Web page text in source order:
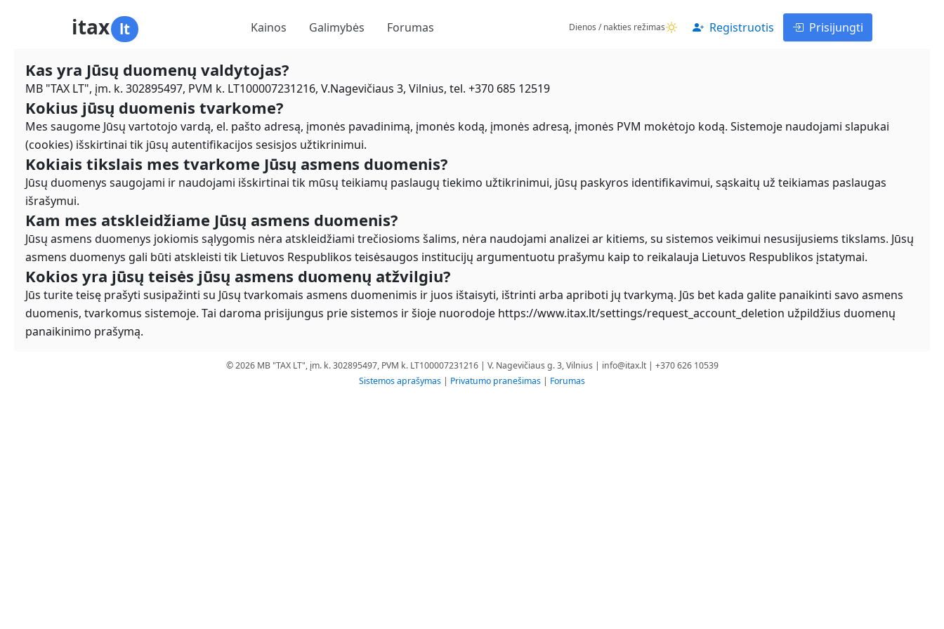
itax lt Kainos Galimybės Forumas Dienos / nakties režimas Registruotis Prisijungti
Kas yra Jūsų duomenų valdytojas?
MB "TAX LT", įm. k. 302895497, PVM k. LT100007231216, V.Nagevičiaus 3, Vilnius, tel. +370 685 12519
Kokius jūsų duomenis tvarkome?
Mes saugome Jūsų vartotojo vardą, el. pašto adresą, įmonės pavadinimą, įmonės kodą, įmonės adresą, įmonės PVM mokėtojo kodą. Sistemoje naudojami slapukai
(cookies) išskirtinai tik jūsų autentifikacijos sesisjos užtikrinimui.
Kokiais tikslais mes tvarkome Jūsų asmens duomenis?
Jūsų duomenys saugojami ir naudojami išskirtinai tik mūsų teikiamų paslaugų tiekimo užtikrinimui, jūsų paskyros identifikavimui, sąskaitų už teikiamas paslaugas
išrašymui.
Kam mes atskleidžiame Jūsų asmens duomenis?
Jūsų asmens duomenys jokiomis sąlygomis nėra atskleidžiami trečiosioms šalims, nėra naudojami analizei ar kitiems, su sistemos veikimui nesusijusiems tikslams. Jūsų
asmens duomenys gali būti atskleisti tik Lietuvos Respublikos teisėsaugos institucijų argumentuotu prašymu kaip to reikalauja Lietuvos Respublikos įstatymai.
Kokios yra jūsų teisės jūsų asmens duomenų atžvilgiu?
Jūs turite teisę prašyti susipažinti su Jūsų tvarkomais asmens duomenimis ir juos ištaisyti, ištrinti arba apriboti jų tvarkymą. Jūs bet kada galite panaikinti savo asmens
duomenis, tvarkomus sistemoje. Tai daroma prisijungus prie sistemos ir šioje nuorodoje https://www.itax.lt/settings/request_account_deletion užpildžius duomenų
panaikinimo prašymą.
© 2026 MB "TAX LT", įm. k. 302895497, PVM k. LT100007231216 | V. Nagevičiaus g. 3, Vilnius | info@itax.lt| +370 626 10539
Sistemos aprašymas | Privatumo pranešimas | Forumas